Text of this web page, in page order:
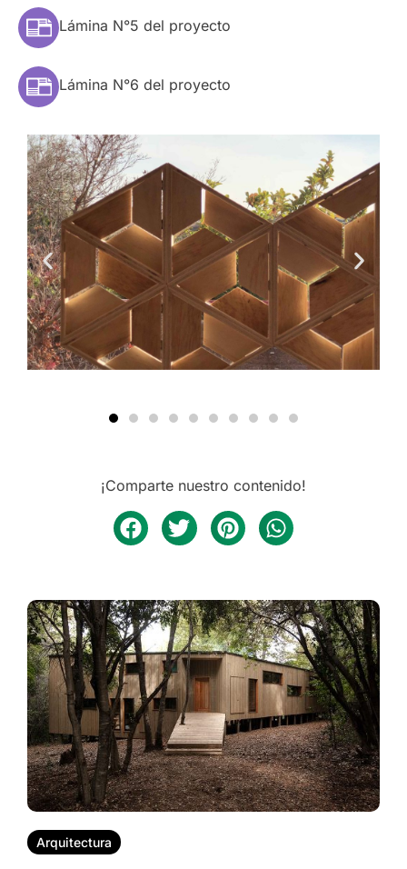
Lámina N°5 del proyecto
Lámina N°6 del proyecto
¡Comparte nuestro contenido!
Arquitectura